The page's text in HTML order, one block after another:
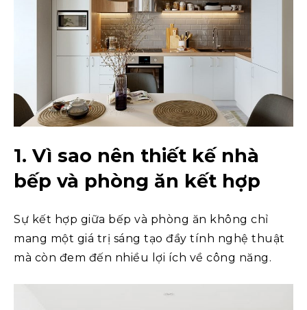
1. Vì sao nên thiết kế nhà
bếp và phòng ăn kết hợp
Sự kết hợp giữa bếp và phòng ăn không chỉ
mang một giá trị sáng tạo đầy tính nghệ thuật
mà còn đem đến nhiều lợi ích về công năng.